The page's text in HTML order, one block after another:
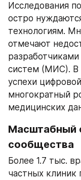
Исследования
остро
технологиям.
отмечают
систем (МИС). В
успехи
многократный
медицинских
Масштабный
сообщества
Более 1.7 тыс.
частных клиник